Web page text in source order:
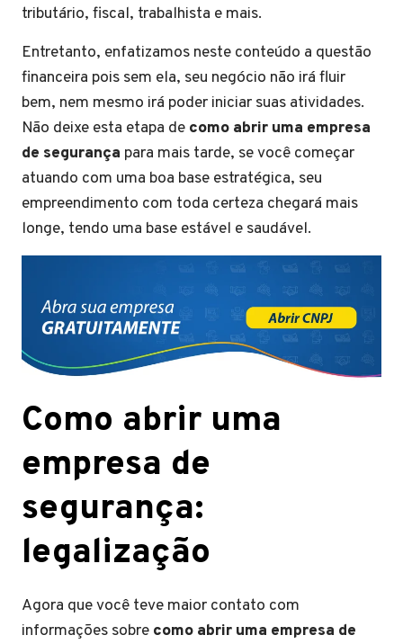
tributário, fiscal, trabalhista e mais.
Entretanto, enfatizamos neste conteúdo a questão
financeira pois sem ela, seu negócio não irá fluir
bem, nem mesmo irá poder iniciar suas atividades.
Não deixe esta etapa de como abrir uma empresa
de segurança para mais tarde, se você começar
atuando com uma boa base estratégica, seu
empreendimento com toda certeza chegará mais
longe, tendo uma base estável e saudável.
Como abrir uma
empresa de
segurança:
legalização
Agora que você teve maior contato com
informações sobre como abrir uma empresa de